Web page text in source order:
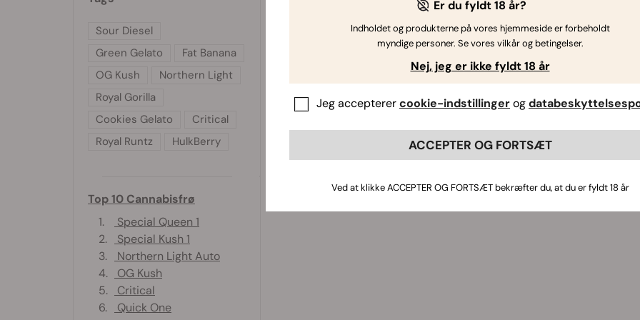
Sour Diesel
Green Gelato
Fat Banana
OG Kush
Northern Light
Royal Gorilla
Cookies Gelato
Critical
Royal Runtz
HulkBerry
Top 10 Cannabisfrø
1.
Special Queen 1
2.
Special Kush 1
3.
Northern Light Auto
4.
OG Kush
5.
Critical
6.
Quick One
Er du fyldt 18 år?
Indholdet og produkterne på vores hjemmeside er forbeholdt
myndige personer. Se vores vilkår og betingelser.
Nej, jeg er ikke fyldt 18 år
Jeg accepterercookie-indstillingerog
ACCEPTER OG FORTSÆT
Ved at klikke ACCEPTER OG FORTSÆT bekræfter du, at du er fyldt 18 år